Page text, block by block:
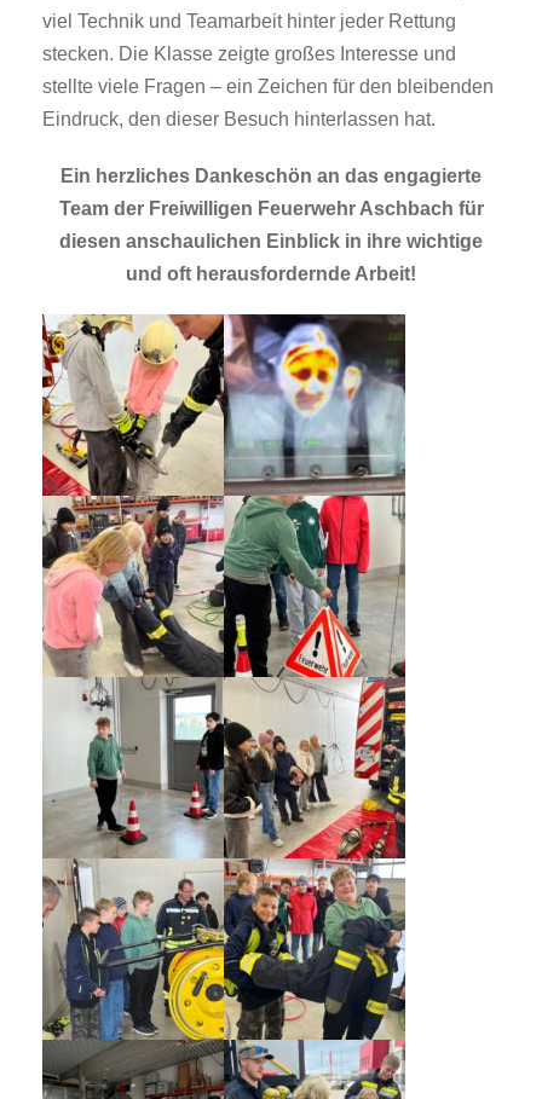
viel Technik und Teamarbeit hinter jeder Rettung
stecken. Die Klasse zeigte großes Interesse und
stellte viele Fragen – ein Zeichen für den bleibenden
Eindruck, den dieser Besuch hinterlassen hat.
Ein herzliches Dankeschön an das engagierte
Team der Freiwilligen Feuerwehr Aschbach für
diesen anschaulichen Einblick in ihre wichtige
und oft herausfordernde Arbeit!